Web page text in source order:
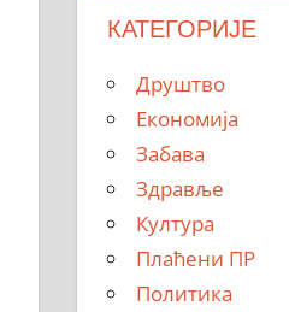
КАТЕГОРИЈЕ
Друштво
Економија
Забава
Здравље
Култура
Плаћени ПР
Политика